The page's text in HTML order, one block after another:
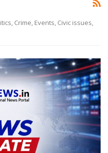
Crime, Events, Civic issues,